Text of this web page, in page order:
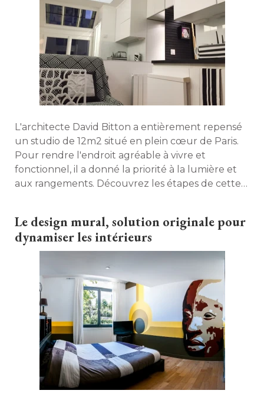
L'architecte David Bitton a entièrement repensé
un studio de 12m2 situé en plein cœur de Paris.
Pour rendre l'endroit agréable à vivre et
fonctionnel, il a donné la priorité à la lumière et
aux rangements. Découvrez les étapes de cette
Le design mural, solution originale pour
dynamiser les intérieurs